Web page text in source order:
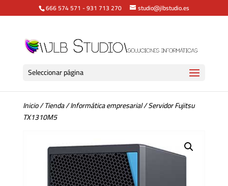
666 574 571 -931 713 270 studio@jlbstudio.es
Seleccionar página
Inicio/Tienda/Informática empresarial/ Servidor Fujitsu
TX1310M5